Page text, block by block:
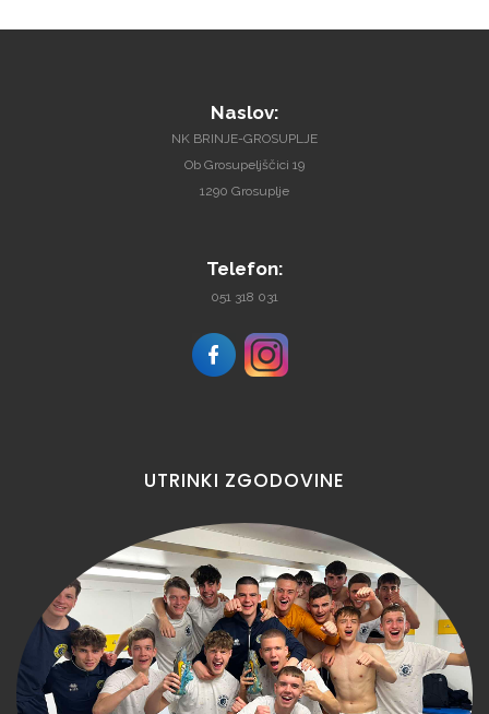
Naslov:
NK BRINJE-GROSUPLJE
Ob Grosupeljščici 19
1290 Grosuplje
Telefon:
051 318 031
UTRINKI ZGODOVINE